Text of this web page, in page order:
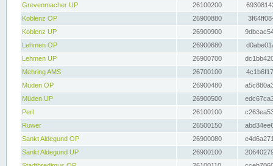
Grevenmacher UP
26100200
Koblenz OP
26900880
Koblenz UP
26900900
Lehmen OP
26900680
Lehmen UP
26900700
Mehring AMS
26700100
Müden OP
26900480
Müden UP
26900500
Perl
26100100
Ruwer
26500150
Sankt Aldegund OP
26900080
Sankt Aldegund UP
26900100